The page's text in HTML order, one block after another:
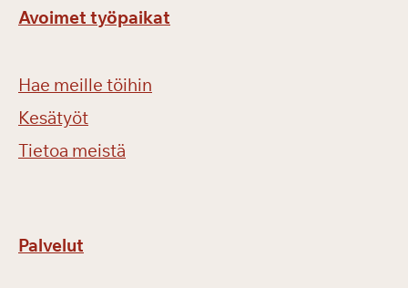
Avoimet työpaikat
Hae meille töihin
Kesätyöt
Tietoa meistä
Palvelut